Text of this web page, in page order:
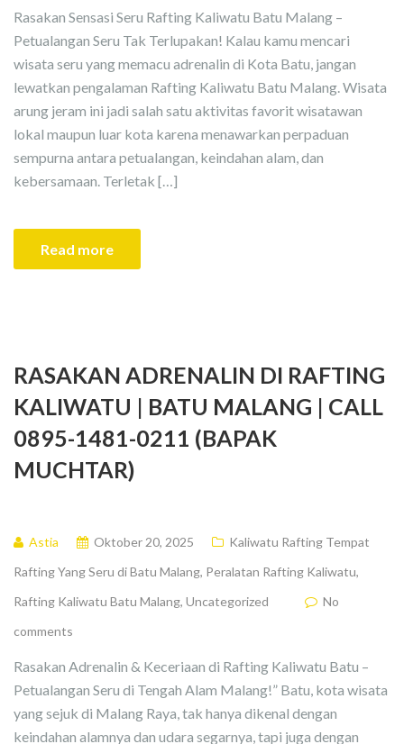
Rasakan Sensasi Seru Rafting Kaliwatu Batu Malang –
Petualangan Seru Tak Terlupakan! Kalau kamu mencari
wisata seru yang memacu adrenalin di Kota Batu, jangan
lewatkan pengalaman Rafting Kaliwatu Batu Malang. Wisata
arung jeram ini jadi salah satu aktivitas favorit wisatawan
lokal maupun luar kota karena menawarkan perpaduan
sempurna antara petualangan, keindahan alam, dan
kebersamaan. Terletak […]
Read more
RASAKAN ADRENALIN DI RAFTING
KALIWATU | BATU MALANG | CALL
0895-1481-0211 (BAPAK
MUCHTAR)
Astia Oktober 20, 2025
Kaliwatu Rafting Tempat
Rafting Yang Seru di Batu Malang, Peralatan Rafting Kaliwatu,
Rafting Kaliwatu Batu Malang, Uncategorized
No
comments
Rasakan Adrenalin & Keceriaan di Rafting Kaliwatu Batu –
Petualangan Seru di Tengah Alam Malang!” Batu, kota wisata
yang sejuk di Malang Raya, tak hanya dikenal dengan
keindahan alamnya dan udara segarnya, tapi juga dengan